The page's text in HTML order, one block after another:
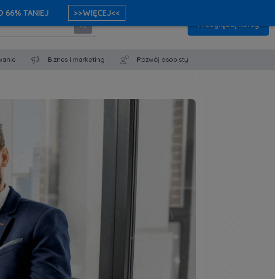
Przeglądaj kursy
Biznes i marketing Rozwój osobisty
66% TANIEJ >>WIĘCEJ<<